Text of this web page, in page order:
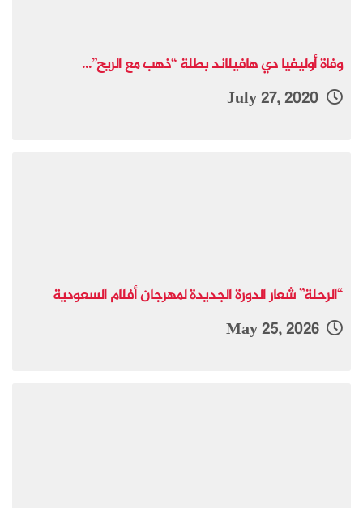
وفاة أوليفيا دي هافيلاند بطلة “ذهب مع الريح”...
“الرحلة” شعار الدورة الجديدة لمهرجان أفلام السعودية
May 25, 2026